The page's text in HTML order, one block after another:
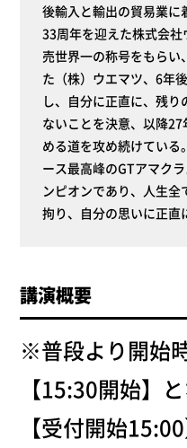
後輸入と輸出の貿易業に
33周年を迎えた株式会
売世界一の称号をもらい
た（株）ウエマツ、6年
し、自分に正直に、残
ないことを決意、以降
める道を攻め続けている
ース最高峰のGTアマク
ンピオンであり、人生
拘り、自分の思いに正直
講演概要
※普段より開始
【15:30開始】
【受付開始15:00